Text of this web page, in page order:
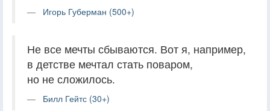
Игорь Губерман (500+)
Не все мечты сбываются. Вот я, например,
в детстве мечтал стать поваром,
но не сложилось.
Билл Гейтс (30+)